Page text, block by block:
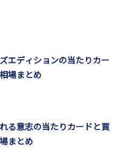
エディションの当たりカー
場まとめ
る意志の当たりカードと買
まとめ